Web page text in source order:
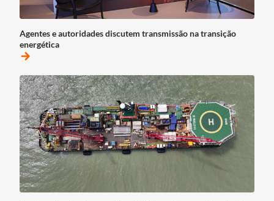
Agentes e autoridades discutem transmissão na transição
energética
arrow_forward